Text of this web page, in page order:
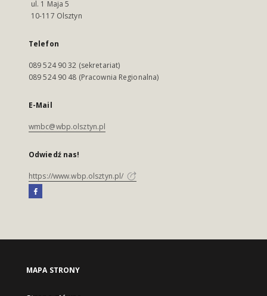
ul. 1 Maja 5
10-117 Olsztyn
Telefon
089 524 90 32 (sekretariat)
089 524 90 48 (Pracownia Regionalna)
E-Mail
wmbc@wbp.olsztyn.pl
Odwiedź nas!
https://www.wbp.olsztyn.pl/
MAPA STRONY